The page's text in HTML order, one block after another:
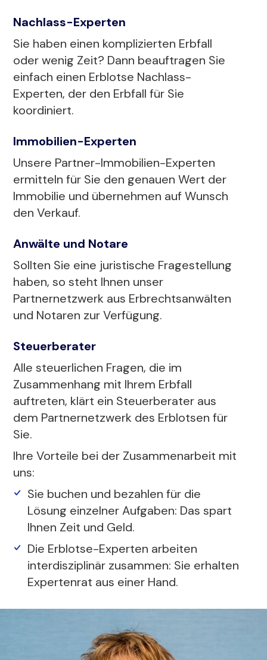
Nachlass-Experten
Sie haben einen komplizierten Erbfall
oder wenig Zeit? Dann beauftragen Sie
einfach einen Erblotse Nachlass-
Experten, der den Erbfall für Sie
koordiniert.
Immobilien-Experten
Unsere Partner-Immobilien-Experten
ermitteln für Sie den genauen Wert der
Immobilie und übernehmen auf Wunsch
den Verkauf.
Anwälte und Notare
Sollten Sie eine juristische Fragestellung
haben, so steht Ihnen unser
Partnernetzwerk aus Erbrechtsanwälten
und Notaren zur Verfügung.
Steuerberater
Alle steuerlichen Fragen, die im
Zusammenhang mit Ihrem Erbfall
auftreten, klärt ein Steuerberater aus
dem Partnernetzwerk des Erblotsen für
Sie.
Ihre Vorteile bei der Zusammenarbeit mit
uns:
Sie buchen und bezahlen für die
Lösung einzelner Aufgaben: Das spart
Ihnen Zeit und Geld.
Die Erblotse-Experten arbeiten
interdisziplinär zusammen: Sie erhalten
Expertenrat aus einer Hand.